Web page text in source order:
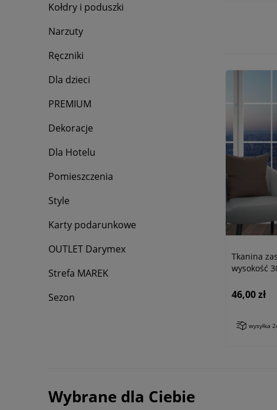
Kołdry i poduszki
Narzuty
Ręczniki
Dla dzieci
PREMIUM
Dekoracje
Dla Hotelu
Pomieszczenia
Style
Karty podarunkowe
OUTLET Darymex
Strefa MAREK
Sezon
Tkanina
wysokość
46,00 zł
wysyłka
Wybrane dla Ciebie